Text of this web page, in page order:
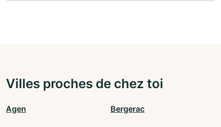
Villes proches de chez toi
Agen Bergerac